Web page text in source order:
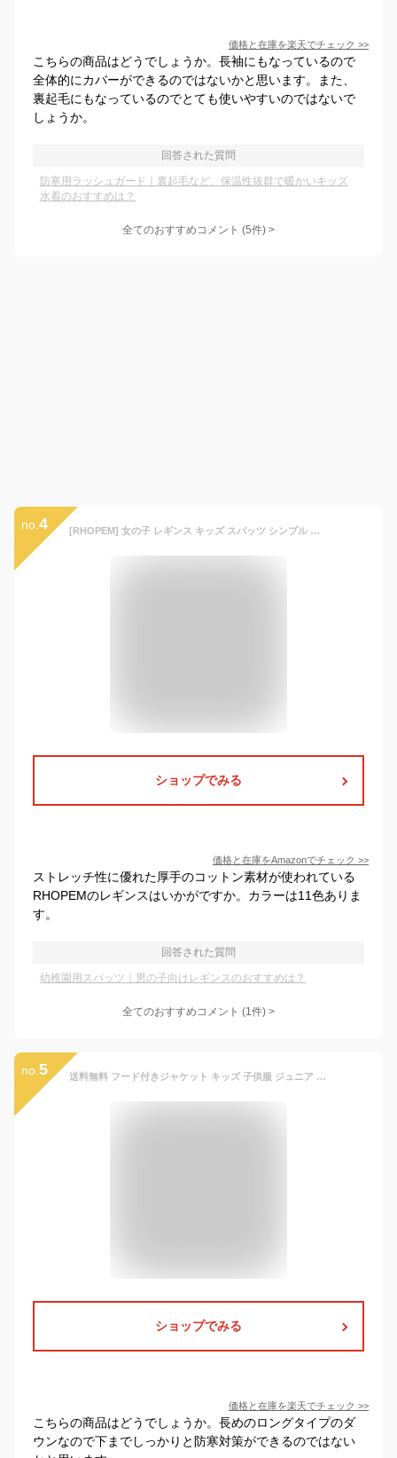
価格と在庫を楽天でチェック >>
こちらの商品はどうでしょうか。長袖にもなっているので
全体的にカバーができるのではないかと思います。また、
裏起毛にもなっているのでとても使いやすいのではないで
しょうか。
回答された質問
防寒用ラッシュガード｜裏起毛など、保温性抜群で暖かいキッズ
水着のおすすめは？
全てのおすすめコメント (5件) >
no. 4 [RHOPEM] 女の子 レギンス キッズ スパッツ シンプル 伸縮性 ストレッチ 10分丈レギンス レギパン レギンスパンツ 通学 通園 部屋着 美脚 スポーツ 春 秋 冬 11色 120-160 (140, ピンク)
ショップでみる
価格と在庫をAmazonでチェック >>
ストレッチ性に優れた厚手のコットン素材が使われている
RHOPEMのレギンスはいかがですか。カラーは11色ありま
す。
回答された質問
幼稚園用スパッツ｜男の子向けレギンスのおすすめは？
全てのおすすめコメント (1件) >
no. 5 送料無料 フード付きジャケット キッズ 子供服 ジュニア アウター 中綿入り ダウン風 ジップアップ ロング丈 ミディアム丈 膝丈 スナップボタン ジャンパー ブルゾン 単色 おしゃれ 無地 暖かい 冬 シンプル カジュアル バイカラー きれいめ 男の子 女の子 オフホワイト レッ
ショップでみる
価格と在庫を楽天でチェック >>
こちらの商品はどうでしょうか。長めのロングタイプのダ
ウンなので下までしっかりと防寒対策ができるのではない